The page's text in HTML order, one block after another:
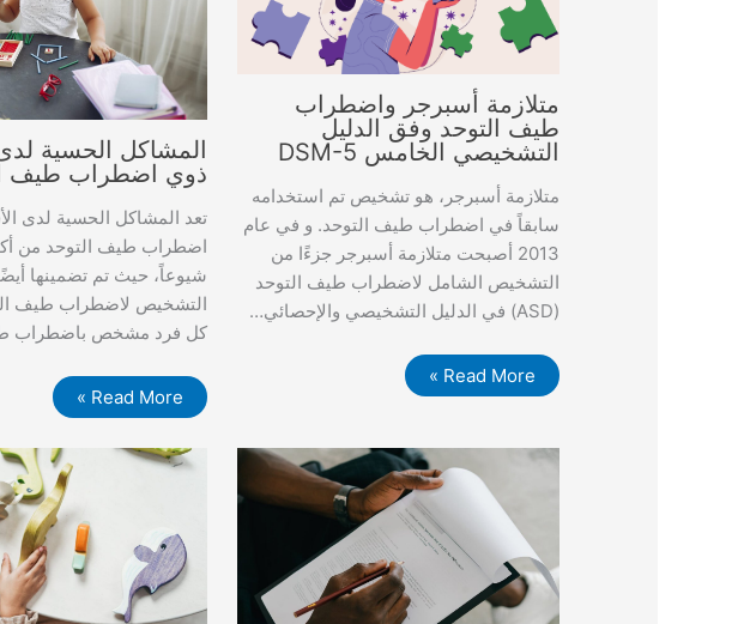
متلازمة أسبرجر واضطراب
طيف التوحد وفق الدليل
التشخيصي الخامس DSM-5
متلازمة أسبرجر، هو تشخيص تم استخدامه
سابقاً في اضطراب طيف التوحد. و في عام
2013 أصبحت متلازمة أسبرجر جزءًا من
التشخيص الشامل لاضطراب طيف التوحد
(ASD) في الدليل التشخيصي والإحصائي…
Read More »
المشاكل الحسية لدى
ذوي اضطراب طيف
تعد المشاكل الحسية لدى
اضطراب طيف التوحد من
شيوعاً، حيث تم تضمينها
التشخيص لاضطراب طيف
كل فرد مشخص باضطراب
Read More »